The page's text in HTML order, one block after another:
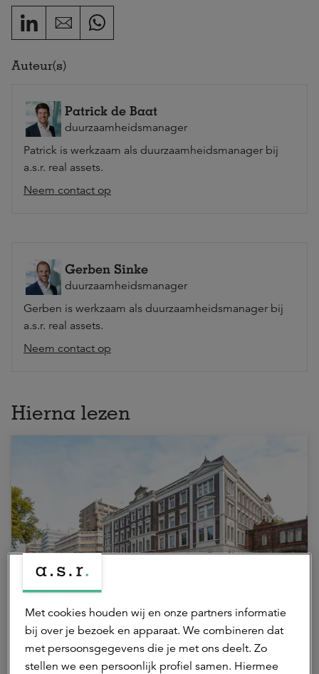
Auteur(s)
Patrick de Baat
duurzaamheidsmanager
Patrick is werkzaam als duurzaamheidsmanager bij
a.s.r. real assets.
Neem contact op
Gerben Sinke
duurzaamheidsmanager
Gerben is werkzaam als duurzaamheidsmanager bij
a.s.r. real assets.
Neem contact op
Hierna lezen
Sterke ESG-prestaties bevestigen
duurzaam portefeuillebeheer
fondsen
Met cookies houden wij en onze partners informatie
bij over je bezoek en apparaat. We combineren dat
met persoonsgegevens die je met ons deelt. Zo
stellen we een persoonlijk profiel samen. Hiermee